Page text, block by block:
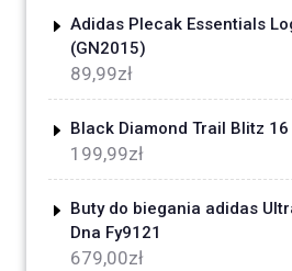
Adidas Plecak Essentials
(GN2015)
89,99zł
Black Diamond Trail Blitz
199,99zł
Buty do biegania adidas
Dna Fy9121
679,00zł